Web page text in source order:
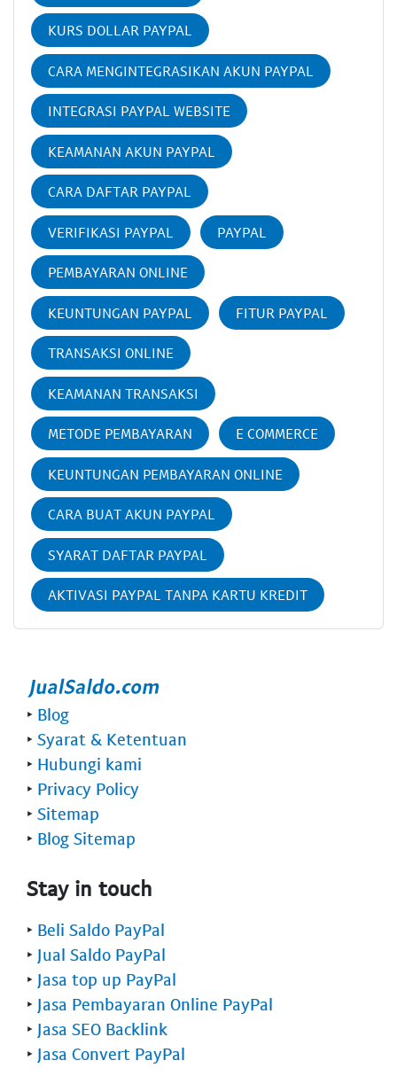
KURS DOLLAR PAYPAL
CARA MENGINTEGRASIKAN AKUN PAYPAL
INTEGRASI PAYPAL WEBSITE
KEAMANAN AKUN PAYPAL
CARA DAFTAR PAYPAL
VERIFIKASI PAYPAL PAYPAL
PEMBAYARAN ONLINE
KEUNTUNGAN PAYPAL FITUR PAYPAL
TRANSAKSI ONLINE
KEAMANAN TRANSAKSI
METODE PEMBAYARAN E COMMERCE
KEUNTUNGAN PEMBAYARAN ONLINE
CARA BUAT AKUN PAYPAL
SYARAT DAFTAR PAYPAL
AKTIVASI PAYPAL TANPA KARTU KREDIT
‣ Blog
‣ Syarat & Ketentuan
‣ Hubungi kami
‣ Privacy Policy
‣ Sitemap
‣ Blog Sitemap
Stay in touch
‣ Beli Saldo PayPal
‣ Jual Saldo PayPal
‣ Jasa top up PayPal
‣ Jasa Pembayaran Online PayPal
‣ Jasa SEO Backlink
‣ Jasa Convert PayPal